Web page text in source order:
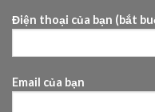
Điện thoại của bạn (bắt
Email của bạn